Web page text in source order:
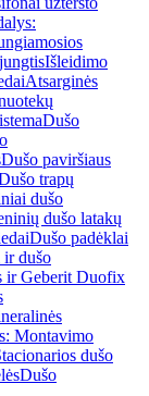
Išleidimo
Atsarginės
Dušo
Dušo paviršiaus
trapų
dušo
dušo latakų
Dušo padėklai
ir dušo
ir Geberit Duofix
Montavimo
dušo
Dušo